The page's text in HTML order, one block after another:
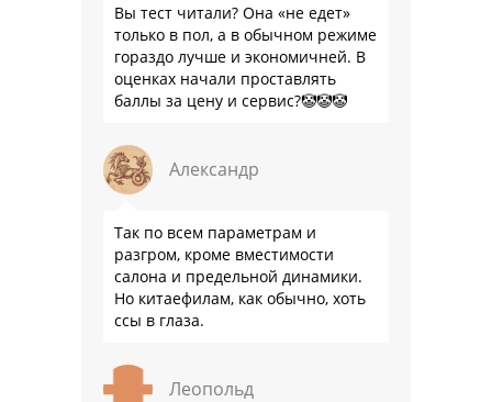
Вы тест читали? Она «не едет»
только в пол, а в обычном режиме
гораздо лучше и экономичней. В
оценках начали проставлять
баллы за цену и сервис?🤡🤡🤡
Александр
Так по всем параметрам и
разгром, кроме вместимости
салона и предельной динамики.
Но китаефилам, как обычно, хоть
ссы в глаза.
Леопольд